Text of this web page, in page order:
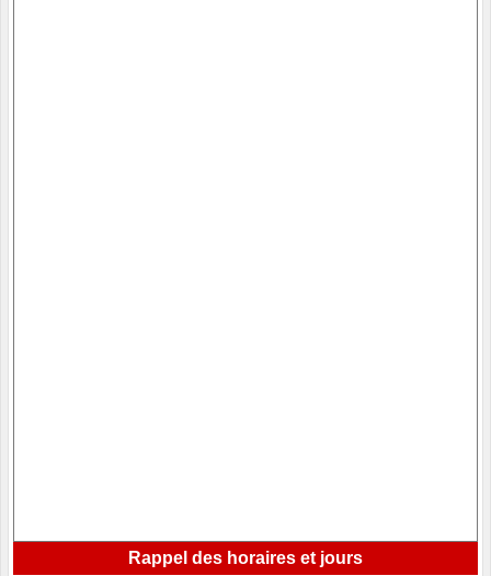
Rappel des horaires et jours